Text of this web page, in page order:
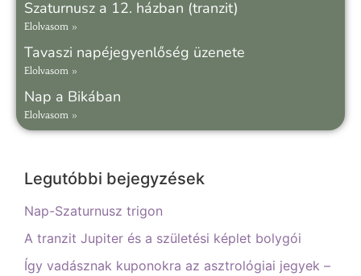
Szaturnusz a 12. házban (tranzit)
Elolvasom »
Tavaszi napéjegyenlőség üzenete
Elolvasom »
Nap a Bikában
Elolvasom »
Legutóbbi bejegyzések
Nap-Szaturnusz trigon
A tranzit Jupiter és a születési képlet bolygói
Így vadásznak kuponokra az asztrológiai jegyek –